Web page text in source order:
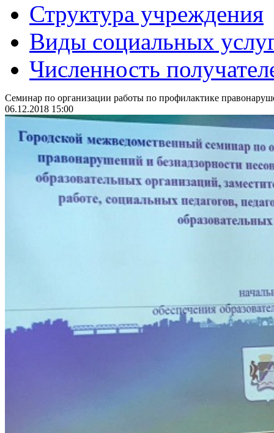
Структура учреждения
Виды социальных
Численность
Семинар по организации работы по профилактике
06.12.2018 15:00